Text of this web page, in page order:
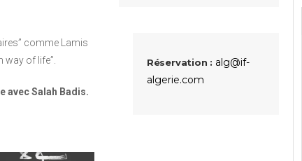
comme Lamis
way of life”.
avec Salah Badis.
Réservation : alg@if-
algerie.com